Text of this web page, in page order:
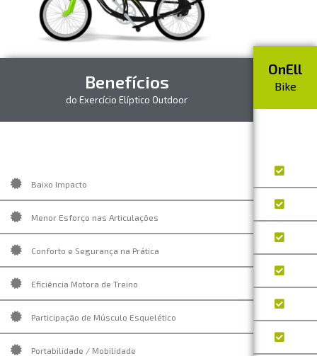
Benefícios
do Exercício Elíptico Outdoor
Baixo Impacto
Menor Esforço nas Articulações
Conforto e Segurança na Prática
Eficiência Motora de Treino
Participação de Músculo Esquelético
Portabilidade / Mobilidade
OnEll
Bike